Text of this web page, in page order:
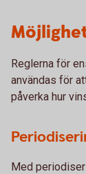
Reglerna för
användas för
påverka hur
Med